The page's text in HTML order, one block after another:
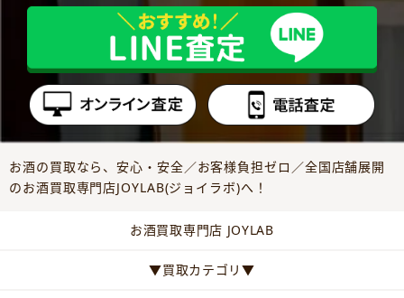
お酒の買取なら、安心・安全／お客様負担ゼロ／全国店舗展開
のお酒買取専門店JOYLAB(ジョイラボ)へ！
お酒買取専門店 JOYLAB
▼買取カテゴリ▼